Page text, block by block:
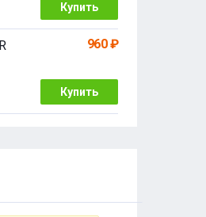
Купить
960 ₽
Купить